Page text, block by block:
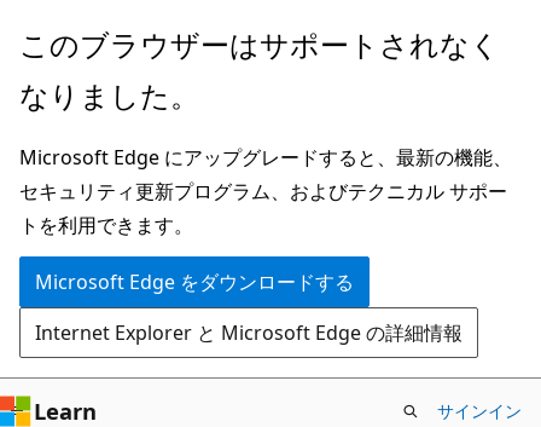
メ
ン
ン
テ
ン
ツ
に
ス
キ
ッ
このブラウザーはサポートされなく
なりました。
Microsoft Edge にアップグレードすると、最新の機能、
セキュリティ更新プログラム、およびテクニカル サポー
トを利用できます。
Microsoft Edge をダウンロードする
Internet Explorer と Microsoft Edge の詳細情報
Learn サインイン